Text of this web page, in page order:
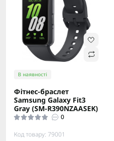
В наявності
Фітнес-браслет
Samsung Galaxy Fit3
Gray (SM-R390NZAASEK)
0
Код товару: 79001